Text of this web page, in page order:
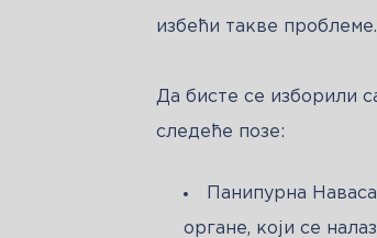
избећи такве проблеме.
Да бисте се изборили
следеће позе:
Панипурна
органе, који се